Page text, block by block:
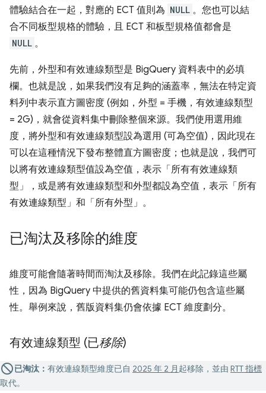
體驗結合在一起，對應的 ECT 值則為 NULL 。您也可以結
合不同板型規格的體驗，且 ECT 和板型規格值都會是
NULL 。
先前，外型和有效連線類型是 BigQuery 資料表中的必填
欄。也就是說，如果我們沒有足夠的涵蓋率，無法在特定資
料列中表示直方圖密度 (例如，外型 = 手機，有效連線類型
= 2G)，就會從資料集中刪除整個來源。我們使用選用維
度，將外型和有效連線類型設為選用 (可為空值)，因此現在
可以在這種情況下發布整體直方圖密度；也就是說，我們可
以將有效連線類型值設為空值，表示「所有有效連線類
型」，或是將有效連線類型和外型都設為空值，表示「所有
有效連線類型」和「所有外型」。
已淘汰及移除的維度
維度可能會隨著時間而淘汰及移除。我們在此記錄這些屬
性，因為 BigQuery 中提供的舊資料集可能仍包含這些屬
性。舉例來說，舊版資料集仍會依據 ECT 維度劃分。
有效連線類型 (已移除)
已淘汰： 有效連線類型維度已自 2025 年 2 月 起移除，並由 RTT 指標
取代。